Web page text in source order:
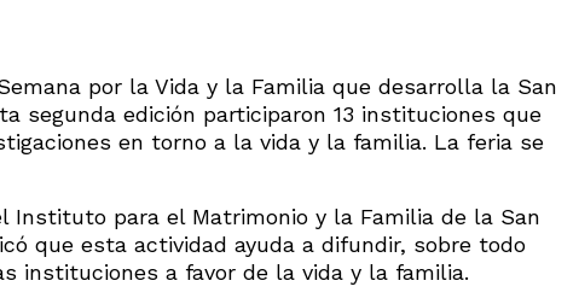
por la Vida y la Familia que desarrolla la San
segunda edición participaron 13 instituciones que
en torno a la vida y la familia. La feria se
Instituto para el Matrimonio y la Familia de la San
que esta actividad ayuda a difundir, sobre todo
instituciones a favor de la vida y la familia.